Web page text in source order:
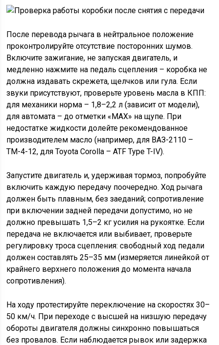
После перевода рычага в нейтральное положение
проконтролируйте отсутствие посторонних шумов.
Включите зажигание, не запуская двигатель, и
медленно нажмите на педаль сцепления – коробка не
должна издавать скрежета, щелчков или гула. Если
звуки присутствуют, проверьте уровень масла в КПП:
для механики норма – 1,8–2,2 л (зависит от модели),
для автомата – до отметки «MAX» на щупе. При
недостатке жидкости долейте рекомендованное
производителем масло (например, для ВАЗ-2110 –
ТМ-4-12, для Toyota Corolla – ATF Type T-IV).
Запустите двигатель и, удерживая тормоз, попробуйте
включить каждую передачу поочередно. Ход рычага
должен быть плавным, без заеданий; сопротивление
при включении задней передачи допустимо, но не
должно превышать 1,5–2 кг усилия на рукоятке. Если
передача не включается или выбивает, проверьте
регулировку троса сцепления: свободный ход педали
должен составлять 25–35 мм (измеряется линейкой от
крайнего верхнего положения до момента начала
сопротивления).
На ходу протестируйте переключение на скоростях 30–
50 км/ч. При переходе с высшей на низшую передачу
обороты двигателя должны синхронно повышаться
без провалов. Если наблюдается рывок или задержка